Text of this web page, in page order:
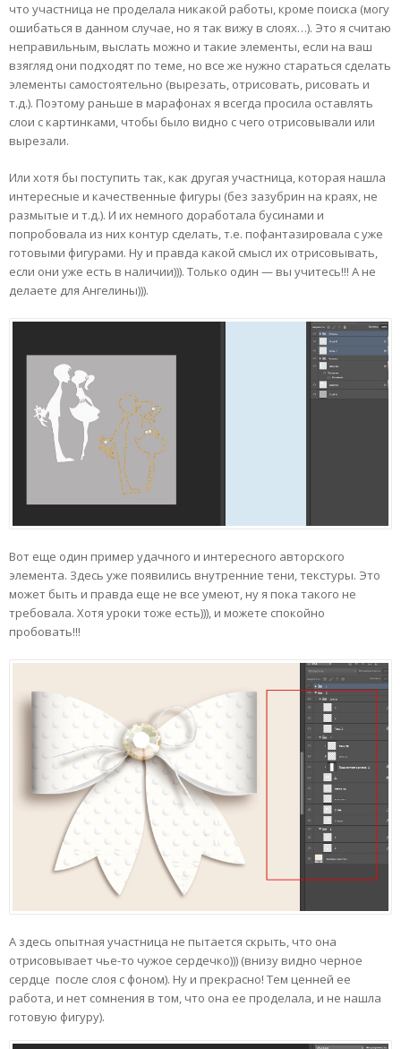
что участница не проделала никакой работы, кроме поиска (могу
ошибаться в данном случае, но я так вижу в слоях…). Это я считаю
неправильным, выслать можно и такие элементы, если на ваш
взягляд они подходят по теме, но все же нужно стараться сделать
элементы самостоятельно (вырезать, отрисовать, рисовать и
т.д.). Поэтому раньше в марафонах я всегда просила оставлять
слои с картинками, чтобы было видно с чего отрисовывали или
вырезали.
Или хотя бы поступить так, как другая участница, которая нашла
интересные и качественные фигуры (без зазубрин на краях, не
размытые и т.д.). И их немного доработала бусинами и
попробовала из них контур сделать, т.е. пофантазировала с уже
готовыми фигурами. Ну и правда какой смысл их отрисовывать,
если они уже есть в наличии))). Только один — вы учитесь!!! А не
делаете для Ангелины))).
Вот еще один пример удачного и интересного авторского
элемента. Здесь уже появились внутренние тени, текстуры. Это
может быть и правда еще не все умеют, ну я пока такого не
требовала. Хотя уроки тоже есть))), и можете спокойно
пробовать!!!
А здесь опытная участница не пытается скрыть, что она
отрисовывает чье-то чужое сердечко))) (внизу видно черное
сердце после слоя с фоном). Ну и прекрасно! Тем ценней ее
работа, и нет сомнения в том, что она ее проделала, и не нашла
готовую фигуру).